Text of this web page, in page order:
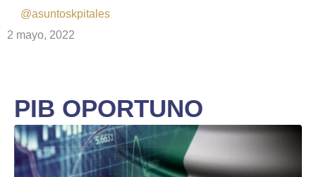
@asuntoskpitales
2 mayo, 2022
PIB OPORTUNO